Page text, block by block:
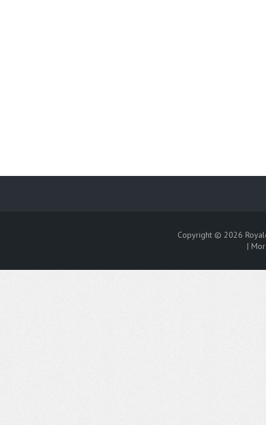
Copyright © 2026
|